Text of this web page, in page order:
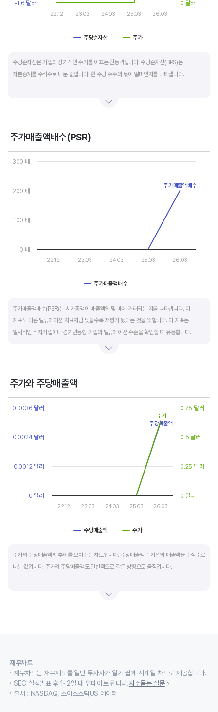
주당순자산 주가
22.12 23.03 24.03 25.03 26.03
-1.6 달러 0 달러
주당순자산은 기업의 장기적인 주가를 이끄는 원동력입니다. 주당순자산(BPS)은
자본총계를 주식수로 나눈 값입니다. 한 주당 주주의 몫이 얼마인지를 나타냅니다.
자본총계가 빠른 속도로 증가합니다. 이에따라 주가도 오르게 됩니다.
투자지표는 한국 기업에 비해 상대적으로 높게 나옵니다. 이런 부분을 감안해 미국 기업의
주가매출액배수(PSR)
Chart
Line chart with 5 data points.
The chart has 1 Y axis displaying values. Data ranges from 0 to
주가매출액배수
22.12 23.03 24.03 25.03 26.03
0 배
100 배
200 배
300 배
주가매출액배수
주가매출액배수(PSR)는 시가총액이 매출액의 몇 배에 거래되는 지를 나타냅니다. 이
지표도 다른 밸류에이션 지표처럼 낮을수록 저평가 됐다는 것을 뜻합니다. 이 지표는
일시적인 적자기업이나 경기변동형 기업의 밸류에이션 수준을 확인할 때 유용합니다.
주가와 주당매출액
Chart
Line chart with 2 lines.
The chart has 1 X axis displaying categories.
The chart has 2 Y axes displaying values, and values.
주당매출액 주가
22.12 23.03 24.03 25.03 26.03
0 달러
0.0012 달러
0.0024 달러
0.0036 달러
0 달러
0.25 달러
0.5 달러
0.75 달러
주당매출액
주가
주가와 주당매출액의 추이를 보여주는 차트입니다. 주당매출액은 기업의 매출액을 주식수로
나눈 값입니다. 주가와 주당매출액도 일반적으로 같은 방향으로 움직입니다.
재무차트
재무차트는 재무제표를 일반 투자자가 알기 쉽게 시계열 차트로 제공합니다.
SEC 실적발표 후 1~2일 내 업데이트 됩니다.자주묻는 질문
출처 : NASDAQ, 초이스스탁US 데이터